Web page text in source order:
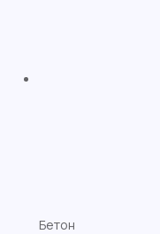
Бетон